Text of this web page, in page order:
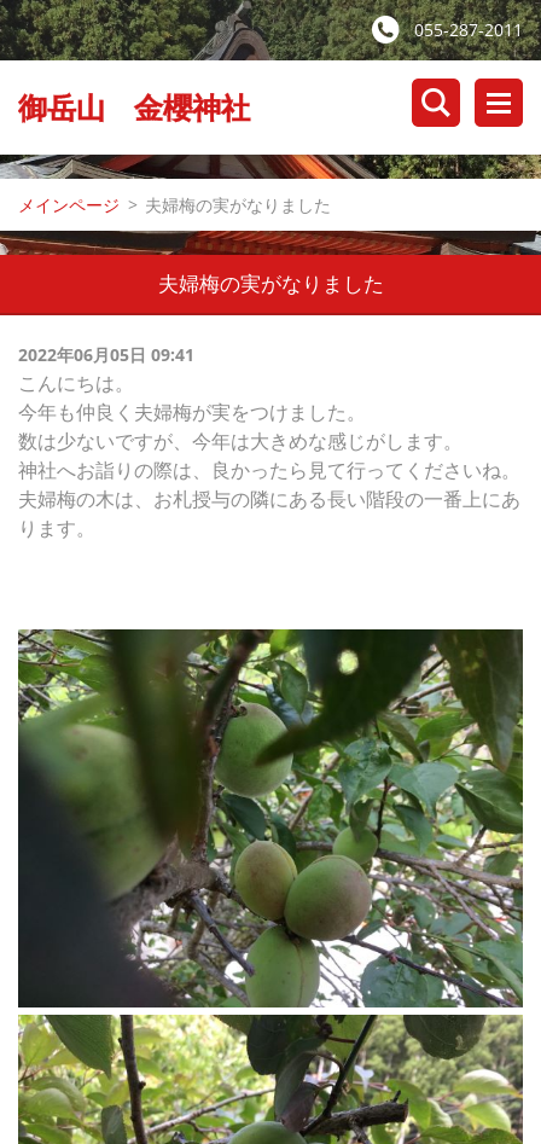
055-287-2011
御岳山 金櫻神社
メインページ > 夫婦梅の実がなりました
夫婦梅の実がなりました
2022年06月05日 09:41
こんにちは。
今年も仲良く夫婦梅が実をつけました。
数は少ないですが、今年は大きめな感じがします。
神社へお詣りの際は、良かったら見て行ってくださいね。
夫婦梅の木は、お札授与の隣にある長い階段の一番上にあ
ります。